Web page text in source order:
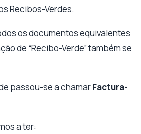
Recibos-Verdes.
os documentos equivalentes
de “Recibo-Verde” também se
passou-se a chamarFactura-
a ter: